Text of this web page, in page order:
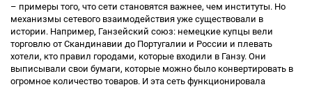
– примеры того, что сети становятся важнее, чем институты. Но
механизмы сетевого взаимодействия уже существовали в
истории. Например, Ганзейский союз: немецкие купцы вели
торговлю от Скандинавии до Португалии и России и плевать
хотели, кто правил городами, которые входили в Ганзу. Они
выписывали свои бумаги, которые можно было конвертировать в
огромное количество товаров. И эта сеть функционировала